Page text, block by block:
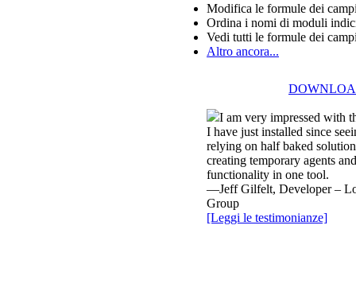
Modifica le formule dei
Ordina i nomi di moduli
Vedi tutti le formule dei
Altro ancora...
I am very impressed with
I have just installed since
relying on half baked
creating temporary agents
functionality in one tool.
—Jeff Gilfelt, Developer –
Group
[Leggi le testimonianze]